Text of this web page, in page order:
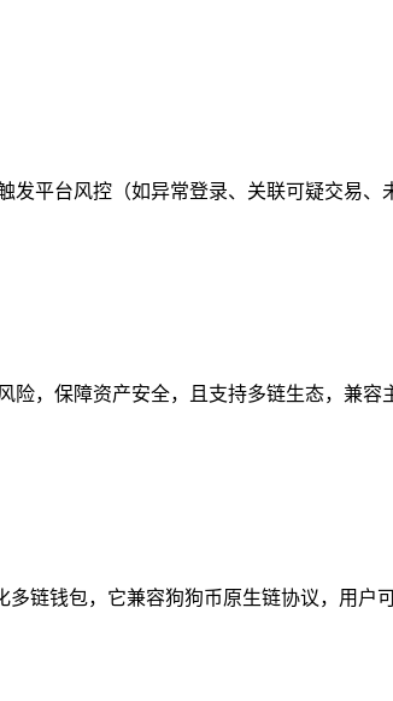
发平台风控（如异常登录、关联可疑交易、
险，保障资产安全，且支持多链生态，兼容
多链钱包，它兼容狗狗币原生链协议，用户